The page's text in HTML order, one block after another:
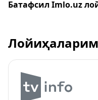
Батафсил Imlo.uz